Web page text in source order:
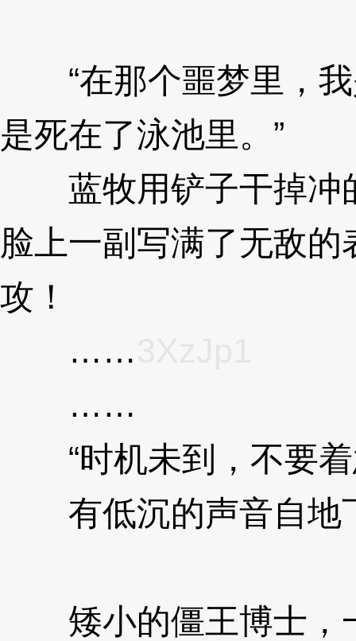
“在那个噩梦里，我
是死在了泳池里。”
蓝牧用铲子干掉冲
脸上一副写满了无敌
攻！
……
……
“时机未到，不要着
有低沉的声音自地
矮小的僵王博士，